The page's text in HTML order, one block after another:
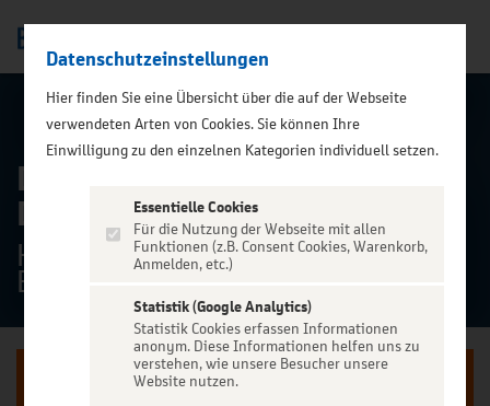
ALLE TERMINE
Dire Strats - A Tribute to
Dire Straits
HsD (Gewerkschaftshaus) Erfurt,
Erfurt
Datenschutzeinstellungen
Hier finden Sie eine Übersicht über die auf der Webseite
verwendeten Arten von Cookies. Sie können Ihre
Einwilligung zu den einzelnen Kategorien individuell setzen.
Essentielle Cookies
Für die Nutzung der Webseite mit allen
Funktionen (z.B. Consent Cookies, Warenkorb,
Anmelden, etc.)
Statistik (Google Analytics)
Statistik Cookies erfassen Informationen
anonym. Diese Informationen helfen uns zu
verstehen, wie unsere Besucher unsere
Website nutzen.